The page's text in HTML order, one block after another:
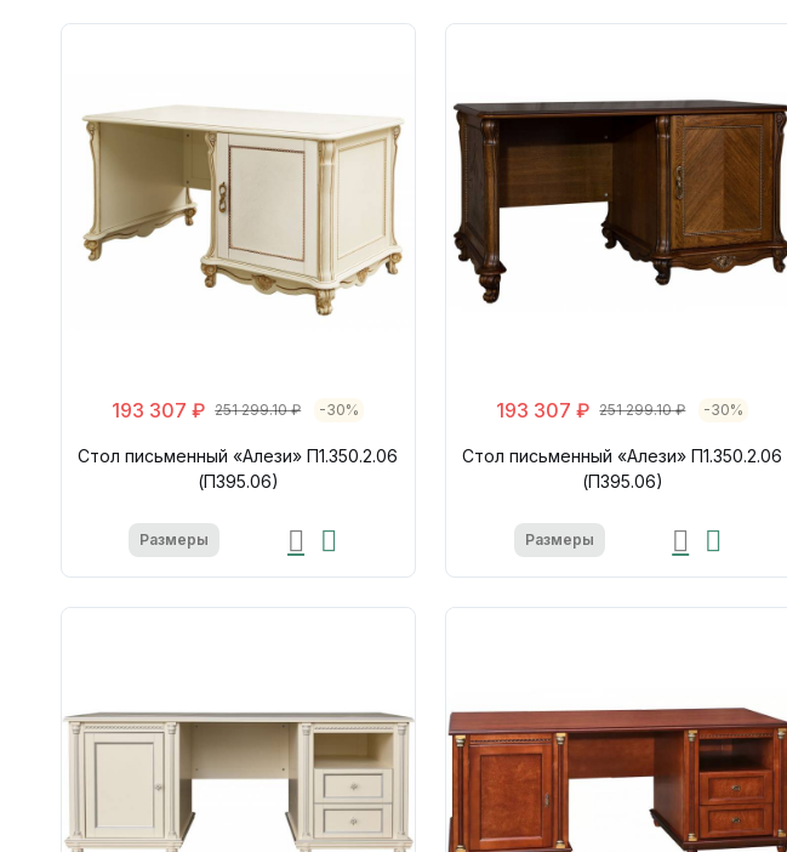
193 307 ₽ 251 299.10 ₽ -30%
Стол письменный «Алези» П1.350.2.06
(П395.06)
Размеры
193 307 ₽ 251 299.10 ₽ -30%
Стол письменный «Алези» П1.350.2.06
(П395.06)
Размеры